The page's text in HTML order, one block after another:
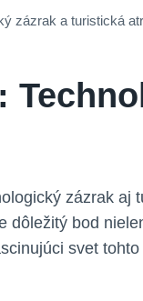
zázrak a turistická
zázrak aj
dôležitý bod
svet